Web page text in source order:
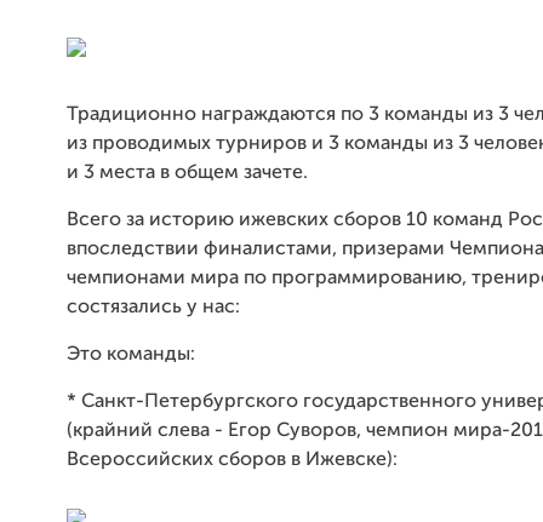
Традиционно награждаются по 3 команды из 3
из проводимых турниров и 3 команды из 3
и 3 места в общем зачете.
Всего за историю ижевских сборов 10 команд
впоследствии финалистами, призерами
чемпионами мира по программированию,
состязались у нас:
Это команды:
* Санкт-Петербургского государственного
(крайний слева - Егор Суворов, чемпион мира-
Всероссийских сборов в Ижевске):